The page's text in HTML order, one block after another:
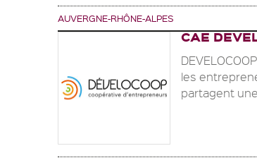
AUVERGNE-RHÔNE-ALPES
CAE
les
partagent